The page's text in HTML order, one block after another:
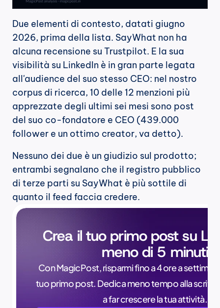
Due elementi di contesto, datati giugno
2026, prima della lista. SayWhat non ha
alcuna recensione su Trustpilot. E la sua
visibilità su LinkedIn è in gran parte legata
all'audience del suo stesso CEO: nel nostro
corpus di ricerca, 10 delle 12 menzioni più
apprezzate degli ultimi sei mesi sono post
del suo co-fondatore e CEO (439.000
follower e un ottimo creator, va detto).
Nessuno dei due è un giudizio sul prodotto;
entrambi segnalano che il registro pubblico
di terze parti su SayWhat è più sottile di
quanto il feed faccia credere.
Crea il tuo primo post su
meno di 5 minuti
Con MagicPost, risparmi fino a 4 ore a
tuo primo post. Dedica meno tempo alla
a far crescere la tua attività.